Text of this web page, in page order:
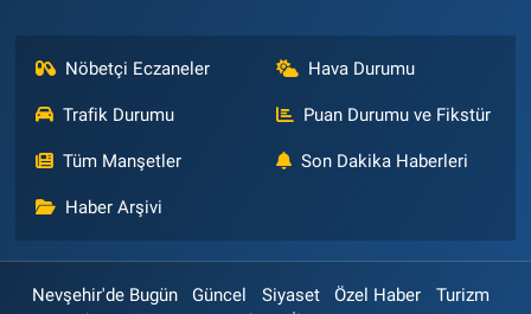
Nöbetçi Eczaneler Hava Durumu
Trafik Durumu Puan Durumu ve Fikstür
Tüm Manşetler Son Dakika Haberleri
Haber Arşivi
Nevşehir'de Bugün Güncel Siyaset Özel Haber
Turizm